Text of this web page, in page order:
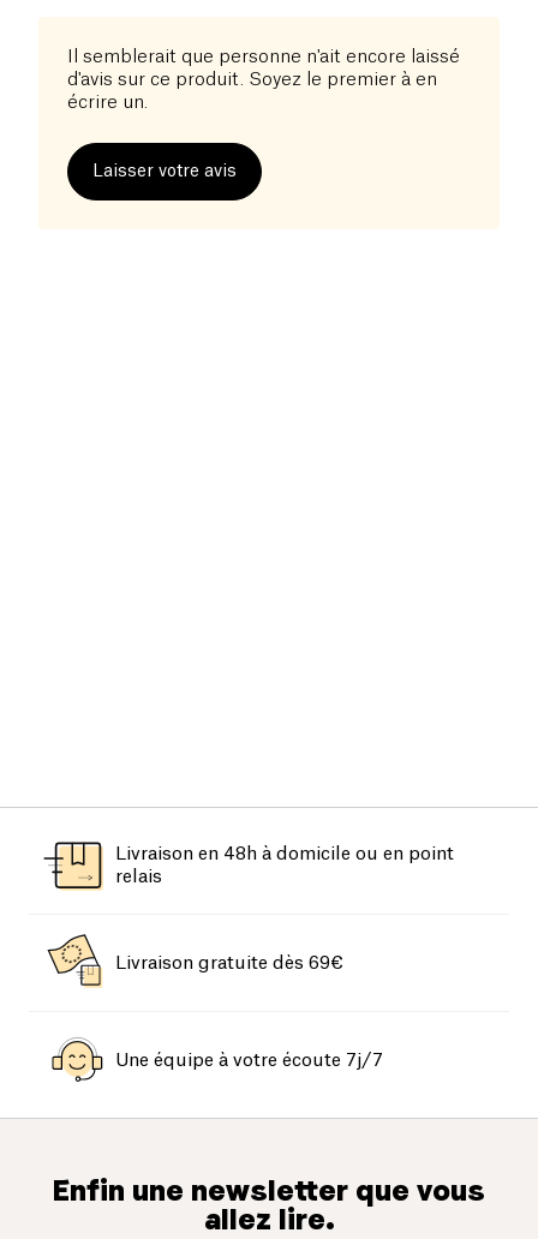
Il semblerait que personne n'ait encore laissé
d'avis sur ce produit. Soyez le premier à en
écrire un.
Laisser votre avis
Livraison en 48h à domicile ou en point
relais
Livraison gratuite dès 69€
Une équipe à votre écoute 7j/7
Enfin une newsletter que vous
allez lire.